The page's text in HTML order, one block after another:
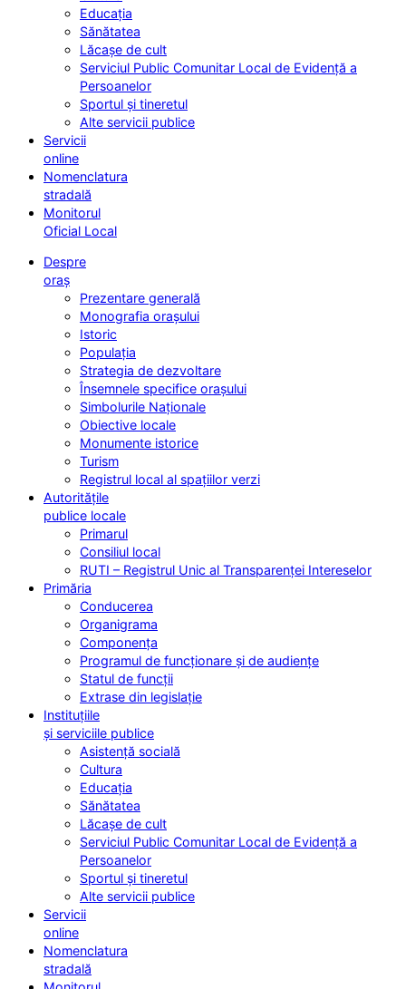
Educația
Sănătatea
Lăcașe de cult
Serviciul Public Comunitar Local de Evidență a
Persoanelor
Sportul și tineretul
Alte servicii publice
Servicii
online
Nomenclatura
stradală
Monitorul
Oficial Local
Despre
oraș
Prezentare generală
Monografia orașului
Istoric
Populația
Strategia de dezvoltare
Însemnele specifice orașului
Simbolurile Naționale
Obiective locale
Monumente istorice
Turism
Registrul local al spațiilor verzi
Autoritățile
publice locale
Primarul
Consiliul local
RUTI – Registrul Unic al Transparenței Intereselor
Primăria
Conducerea
Organigrama
Componența
Programul de funcționare și de audiențe
Statul de funcții
Extrase din legislație
Instituțiile
și serviciile publice
Asistență socială
Cultura
Educația
Sănătatea
Lăcașe de cult
Serviciul Public Comunitar Local de Evidență a
Persoanelor
Sportul și tineretul
Alte servicii publice
Servicii
online
Nomenclatura
stradală